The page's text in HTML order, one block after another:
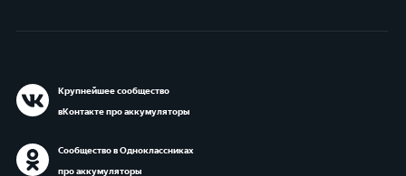
Крупнейшее сообщество
вКонтакте про аккумуляторы
Сообщество в Одноклассниках
про аккумуляторы